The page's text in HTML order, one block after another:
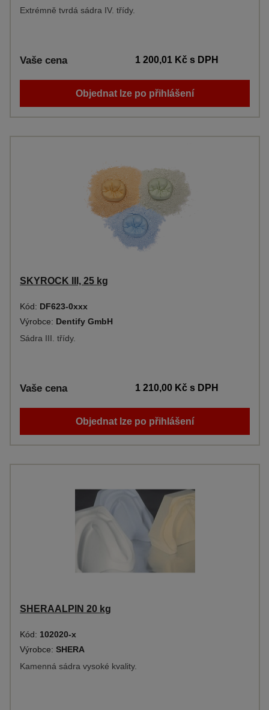
Extrémně tvrdá sádra IV. třídy.
Vaše cena 1 200,01 Kčs DPH
Objednat lze po přihlášení
SKYROCK III, 25 kg
Kód: DF623-0xxx
Výrobce: Dentify GmbH
Sádra III. třídy.
Vaše cena 1 210,00 Kčs DPH
Objednat lze po přihlášení
SHERAALPIN 20 kg
Kód: 102020-x
Výrobce: SHERA
Kamenná sádra vysoké kvality.